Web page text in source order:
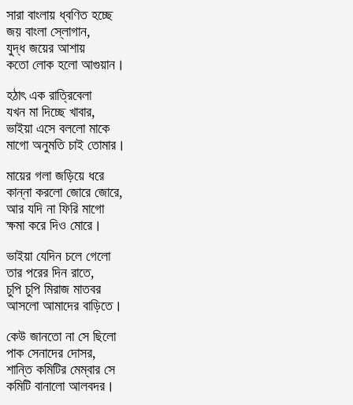
সারা বাংলায় ধ্বণিত হচ্ছে
জয় বাংলা স্লোগান,
যুদ্ধ জয়ের আশায়
কতো লোক হলো আগুয়ান।
হঠাৎ এক রাত্রিবেলা
যখন মা দিচ্ছে খাবার,
ভাইয়া এসে বললো মাকে
মাগো অনুমতি চাই তোমার।
মায়ের গলা জড়িয়ে ধরে
কান্না করলো জোরে জোরে,
আর যদি না ফিরি মাগো
ক্ষমা করে দিও মোরে।
ভাইয়া যেদিন চলে গেলো
তার পরের দিন রাতে,
চুপি চুপি মিরাজ মাতবর
আসলো আমাদের বাড়িতে।
কেউ জানতো না সে ছিলো
পাক সেনাদের দোসর,
শান্তি কমিটির মেম্বার সে
কমিটি বানালো আলবদর।